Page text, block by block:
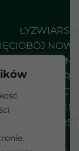
SHORT